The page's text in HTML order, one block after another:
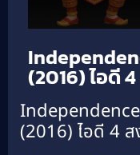
(2016) ไอดี
(2016) ไอดี 4 ส